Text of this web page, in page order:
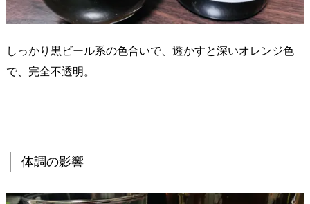
しっかり黒ビール系の色合いで、透かすと深いオレンジ色
で、完全不透明。
体調の影響